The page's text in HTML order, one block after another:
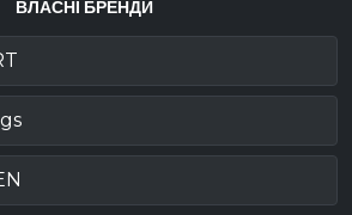
ВЛАСНІ БРЕНДИ